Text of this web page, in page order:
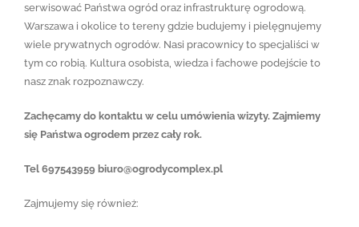
serwisować Państwa ogród oraz infrastrukturę ogrodową.
Warszawa i okolice to tereny gdzie budujemy i pielęgnujemy
wiele prywatnych ogrodów. Nasi pracownicy to specjaliści w
tym co robią. Kultura osobista, wiedza i fachowe podejście to
nasz znak rozpoznawczy.
Zachęcamy do kontaktu w celu umówienia wizyty. Zajmiemy
się Państwa ogrodem przez cały rok.
Tel 697543959 biuro@ogrodycomplex.pl
Zajmujemy się również: